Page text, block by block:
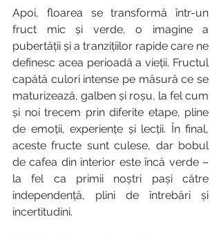
Apoi, floarea se transformă într-un
fruct mic și verde, o imagine a
pubertății și a tranzițiilor rapide care ne
definesc acea perioadă a vieții. Fructul
capătă culori intense pe măsură ce se
maturizează, galben și roșu, la fel cum
și noi trecem prin diferite etape, pline
de emoții, experiențe și lecții. În final,
aceste fructe sunt culese, dar bobul
de cafea din interior este încă verde –
la fel ca primii noștri pași către
independență, plini de întrebări și
incertitudini.